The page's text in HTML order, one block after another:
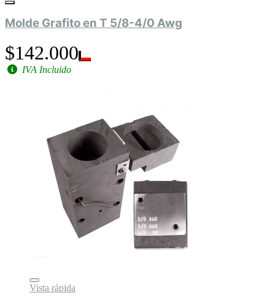
Molde Grafito en T 5/8-4/0 Awg
$142.000
IVA Incluido
Vista rápida